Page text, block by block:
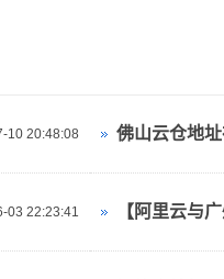
10 20:48:08
03 22:23:41